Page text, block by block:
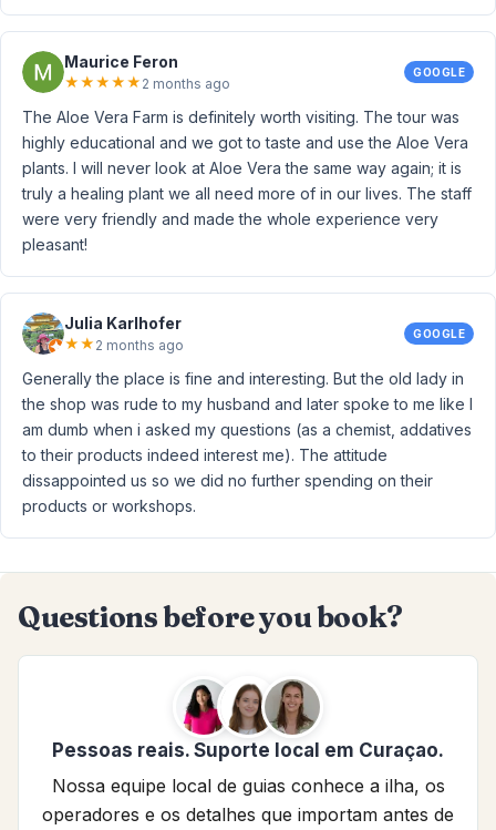
Maurice Feron
★★★★★ 2 months ago
GOOGLE
The Aloe Vera Farm is definitely worth visiting. The tour was
highly educational and we got to taste and use the Aloe Vera
plants. I will never look at Aloe Vera the same way again; it is
truly a healing plant we all need more of in our lives. The staff
were very friendly and made the whole experience very
pleasant!
Julia Karlhofer
★★ 2 months ago
GOOGLE
Generally the place is fine and interesting. But the old lady in
the shop was rude to my husband and later spoke to me like I
am dumb when i asked my questions (as a chemist, addatives
to their products indeed interest me). The attitude
dissappointed us so we did no further spending on their
products or workshops.
Questions before you book?
Pessoas reais. Suporte local em Curaçao.
Nossa equipe local de guias conhece a ilha, os
operadores e os detalhes que importam antes de